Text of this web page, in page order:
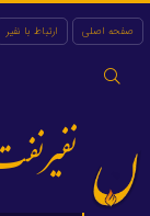
صفحه اصلی ارتباط با نفیر
جستجو